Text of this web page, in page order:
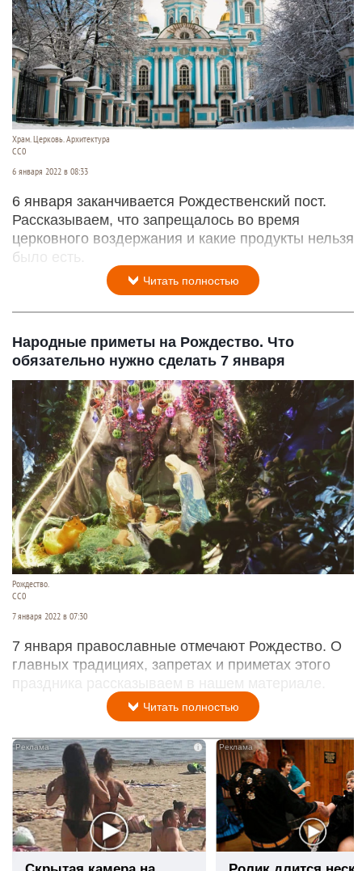
Храм. Церковь. Архитектура
СС0
6 января 2022 в 08:33
6 января заканчивается Рождественский пост.
Рассказываем, что запрещалось во время
церковного воздержания и какие продукты нельзя
было есть.
Читать полностью
Народные приметы на Рождество. Что
обязательно нужно сделать 7 января
Рождество.
СС0
7 января 2022 в 07:30
7 января православные отмечают Рождество. О
главных традициях, запретах и приметах этого
праздника рассказываем в нашем материале.
Читать полностью
i